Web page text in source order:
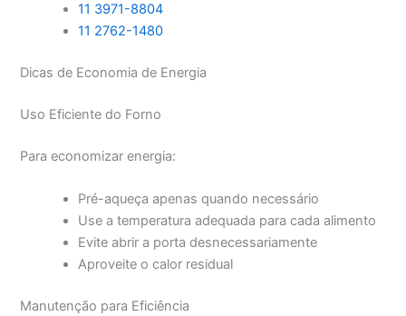
11 3971-8804
11 2762-1480
Dicas de Economia de Energia
Uso Eficiente do Forno
Para economizar energia:
Pré-aqueça apenas quando necessário
Use a temperatura adequada para cada alimento
Evite abrir a porta desnecessariamente
Aproveite o calor residual
Manutenção para Eficiência